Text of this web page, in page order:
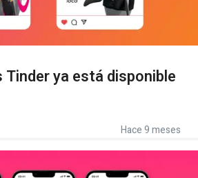
Tinder ya está disponible
Hace 9 meses